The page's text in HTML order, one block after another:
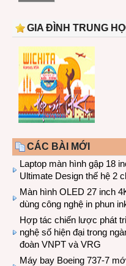
GIA ĐÌNH TRUNG
CÁC BÀI MỚI
Laptop màn hình gập 18
Ultimate Design thế hệ 2
Màn hình OLED 27 inch
dùng công nghệ in phun
Hợp tác chiến lược phát
nghệ số hiện đại trong
đoàn VNPT và VRG
Máy bay Boeing 737-7